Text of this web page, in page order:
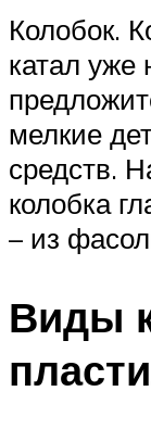
Колобок.
катал уже
мелкие
средств.
колобка
– из
Виды